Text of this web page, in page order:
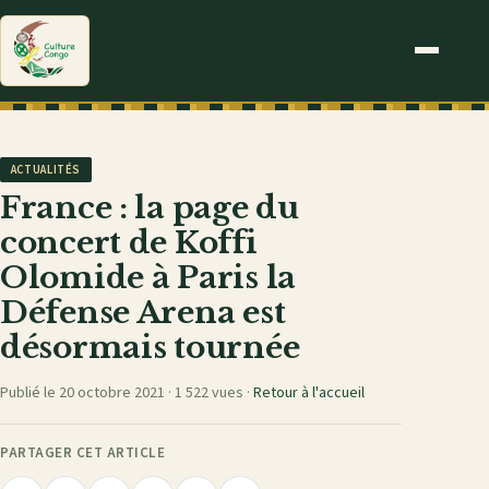
ACTUALITÉS
France : la page du
concert de Koffi
Olomide à Paris la
Défense Arena est
désormais tournée
Publié le 20 octobre 2021 · 1 522 vues · Retour à l'accueil
PARTAGER CET ARTICLE